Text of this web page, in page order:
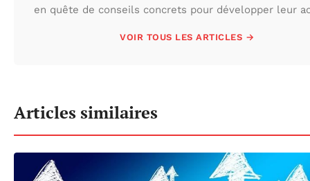
en quête de conseils concrets pour développer leur
VOIR TOUS LES ARTICLES →
Articles similaires